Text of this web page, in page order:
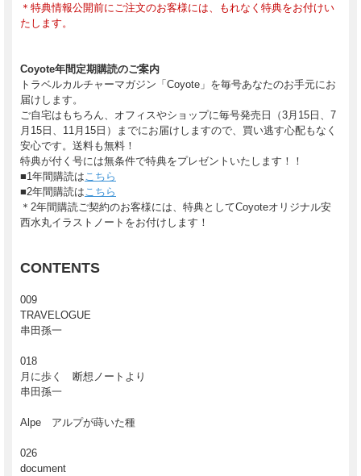
＊特典情報公開前にご注文のお客様には、もれなく特典をお付けい
たします。
Coyote年間定期購読のご案内
トラベルカルチャーマガジン「Coyote」を毎号あなたのお手元にお
届けします。
ご自宅はもちろん、オフィスやショップに毎号発売日（3月15日、7
月15日、11月15日）までにお届けしますので、買い逃す心配もなく
安心です。送料も無料！
特典が付く号には無条件で特典をプレゼントいたします！！
■1年間購読は こちら
■2年間購読は こちら
＊2年間購読ご契約のお客様には、特典としてCoyoteオリジナル安
西水丸イラストノートをお付けします！
CONTENTS
009
TRAVELOGUE
串田孫一
018
月に歩く 断想ノートより
串田孫一
Alpe アルプが蒔いた種
026
document